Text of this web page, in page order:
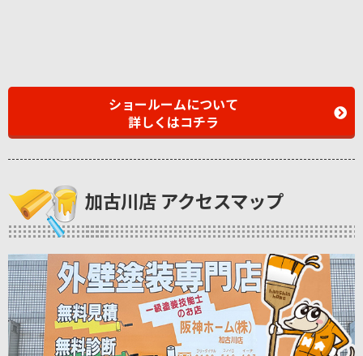
ショールームについて
詳しくはコチラ
加古川店 アクセスマップ